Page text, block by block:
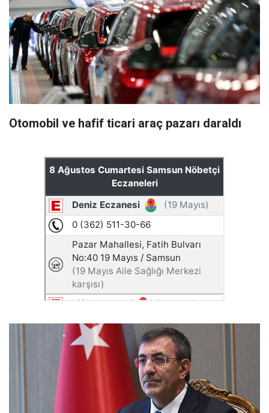
Otomobil ve hafif ticari araç pazarı daraldı